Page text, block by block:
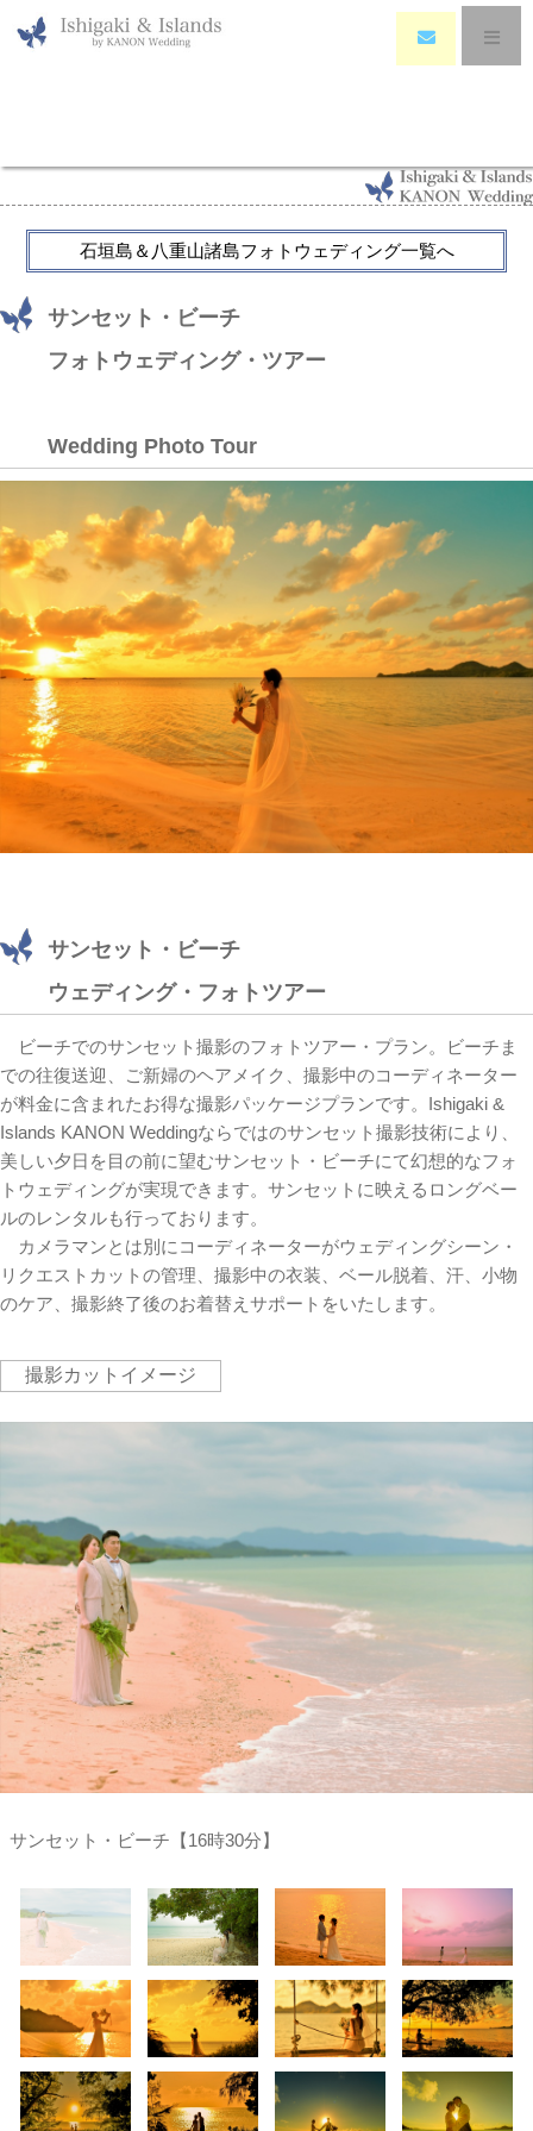
石垣島＆八重山諸島フォトウェディング一覧へ
サンセット・ビーチ
フォトウェディング・ツアー
Wedding Photo Tour
サンセット・ビーチ
ウェディング・フォトツアー
ビーチでのサンセット撮影のフォトツアー・プラン。ビーチま
での往復送迎、ご新婦のヘアメイク、撮影中のコーディネーター
が料金に含まれたお得な撮影パッケージプランです。Ishigaki &
Islands KANON Weddingならではのサンセット撮影技術により、
美しい夕日を目の前に望むサンセット・ビーチにて幻想的なフォ
トウェディングが実現できます。サンセットに映えるロングベー
ルのレンタルも行っております。
カメラマンとは別にコーディネーターがウェディングシーン・
リクエストカットの管理、撮影中の衣装、ベール脱着、汗、小物
のケア、撮影終了後のお着替えサポートをいたします。
撮影カットイメージ
サンセット・ビーチ【16時30分】